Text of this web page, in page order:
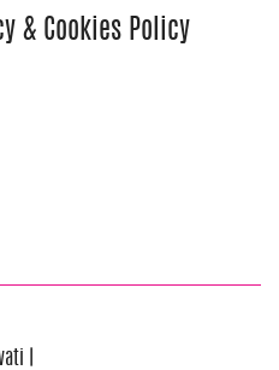
& Cookies Policy
|